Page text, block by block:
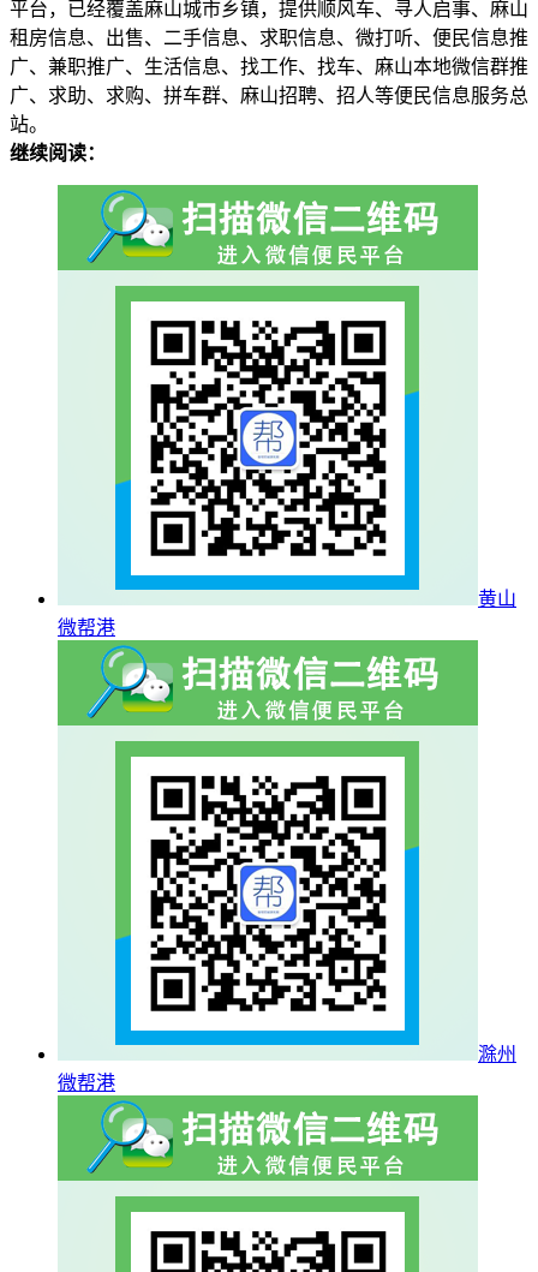
平台，已经覆盖麻山城市乡镇，提供顺风车、寻人启事、麻山
租房信息、出售、二手信息、求职信息、微打听、便民信息推
广、兼职推广、生活信息、找工作、找车、麻山本地微信群推
广、求助、求购、拼车群、麻山招聘、招人等便民信息服务总
站。
继续阅读：
黄山
微帮港
滁州
微帮港